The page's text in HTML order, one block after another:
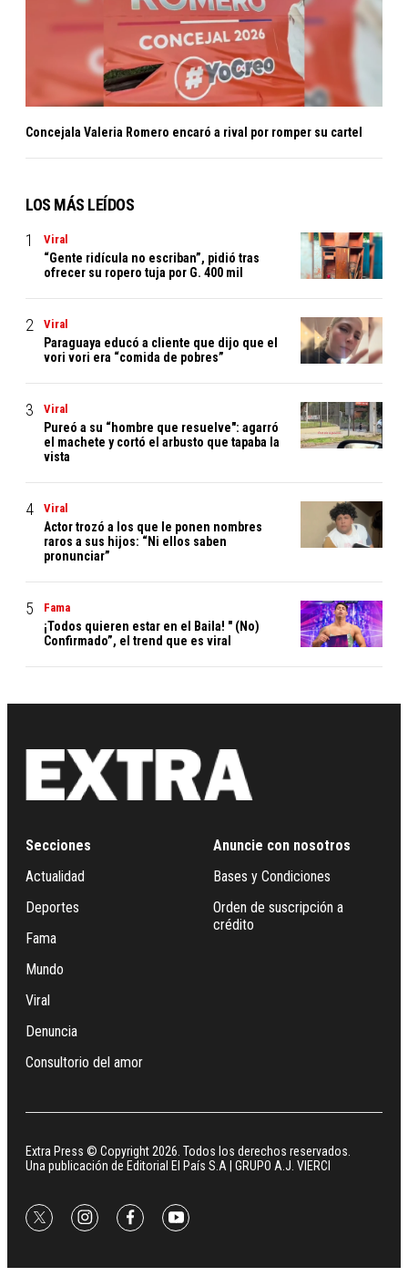
Concejala Valeria Romero encaró a rival por romper su cartel
LOS MÁS LEÍDOS
Viral
“Gente ridícula no escriban”, pidió tras
ofrecer su ropero tuja por G. 400 mil
Viral
Paraguaya educó a cliente que dijo que el
vori vori era “comida de pobres”
Viral
Pureó a su “hombre que resuelve": agarró
el machete y cortó el arbusto que tapaba la
vista
Viral
Actor trozó a los que le ponen nombres
raros a sus hijos: “Ni ellos saben
pronunciar”
Fama
¡Todos quieren estar en el Baila! " (No)
Confirmado”, el trend que es viral
Secciones
Actualidad
Deportes
Fama
Mundo
Viral
Denuncia
Consultorio del amor
Anuncie con nosotros
Bases y Condiciones
Orden de suscripción a
crédito
Extra Press © Copyright 2026. Todos los derechos reservados.
Una publicación de Editorial El País S.A | GRUPO A.J. VIERCI
twitterinstagramfacebookyoutube